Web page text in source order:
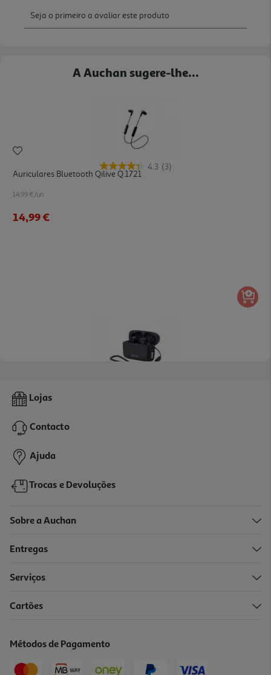
A Auchan sugere-lhe...
4.3 (3)
Auriculares Bluetooth Qilive Q.1721
14.99 €/un
14,99 €
Auriculares Tws Qilive Q.1225 Desporto
24,99 €
Lojas
Contacto
Ajuda
Trocas e Devoluções
Sobre a Auchan
Entregas
Serviços
Cartões
Métodos de Pagamento